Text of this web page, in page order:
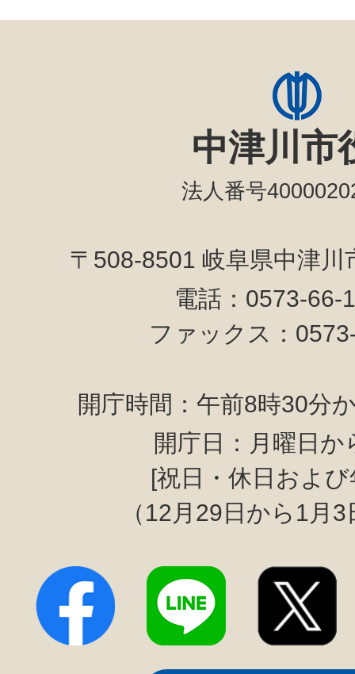
中津川市
法人番号
〒508-8501 岐阜県中津
電話：0573-
ファックス：
開庁時間：午前8時30分
開庁日：月曜日か
[祝日・休日およ
（12月29日から1月